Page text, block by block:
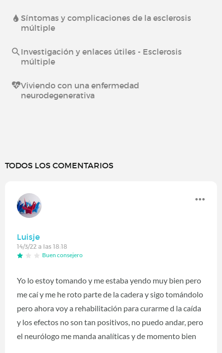
Síntomas y complicaciones de la esclerosis
múltiple
Investigación y enlaces útiles - Esclerosis
múltiple
Viviendo con una enfermedad
neurodegenerativa
TODOS LOS COMENTARIOS
Luisje
14/3/22 a las 18:18
Buen consejero
Yo lo estoy tomando y me estaba yendo muy bien pero
me caí y me he roto parte de la cadera y sigo tomándolo
pero ahora voy a rehabilitación para curarme d la caída
y los efectos no son tan positivos, no puedo andar, pero
el neurólogo me manda analíticas y de momento bien